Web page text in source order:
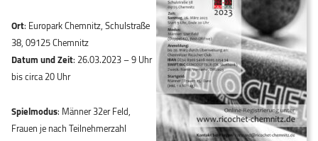
Ort: Europark Chemnitz, Schulstraße
38, 09125 Chemnitz
Datum und Zeit: 26.03.2023 – 9 Uhr
bis circa 20 Uhr
Spielmodus: Männer 32er Feld,
Frauen je nach Teilnehmerzahl